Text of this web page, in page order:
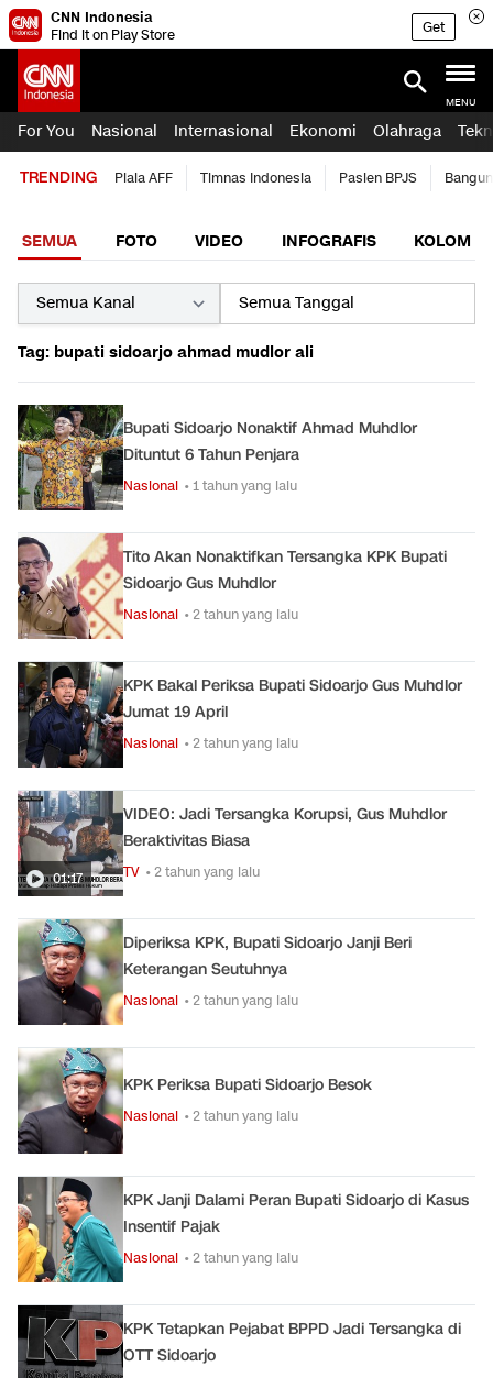
CNN Indonesia
Find it on Play Store
Get
MENU
For You Nasional Internasional Ekonomi Olahraga
TRENDING Piala AFF Timnas Indonesia Pasien BPJS
SEMUA FOTO VIDEO INFOGRAFIS KOLOM
Tag: bupati sidoarjo ahmad mudlor ali
Bupati Sidoarjo Nonaktif Ahmad Muhdlor
Dituntut 6 Tahun Penjara
Nasional • 1 tahun yang lalu
Tito Akan Nonaktifkan Tersangka KPK Bupati
Sidoarjo Gus Muhdlor
Nasional • 2 tahun yang lalu
KPK Bakal Periksa Bupati Sidoarjo Gus Muhdlor
Jumat 19 April
Nasional • 2 tahun yang lalu
01:17
VIDEO: Jadi Tersangka Korupsi, Gus Muhdlor
Beraktivitas Biasa
TV • 2 tahun yang lalu
Diperiksa KPK, Bupati Sidoarjo Janji Beri
Keterangan Seutuhnya
Nasional • 2 tahun yang lalu
KPK Periksa Bupati Sidoarjo Besok
Nasional • 2 tahun yang lalu
KPK Janji Dalami Peran Bupati Sidoarjo di Kasus
Insentif Pajak
Nasional • 2 tahun yang lalu
KPK Tetapkan Pejabat BPPD Jadi Tersangka di
OTT Sidoarjo